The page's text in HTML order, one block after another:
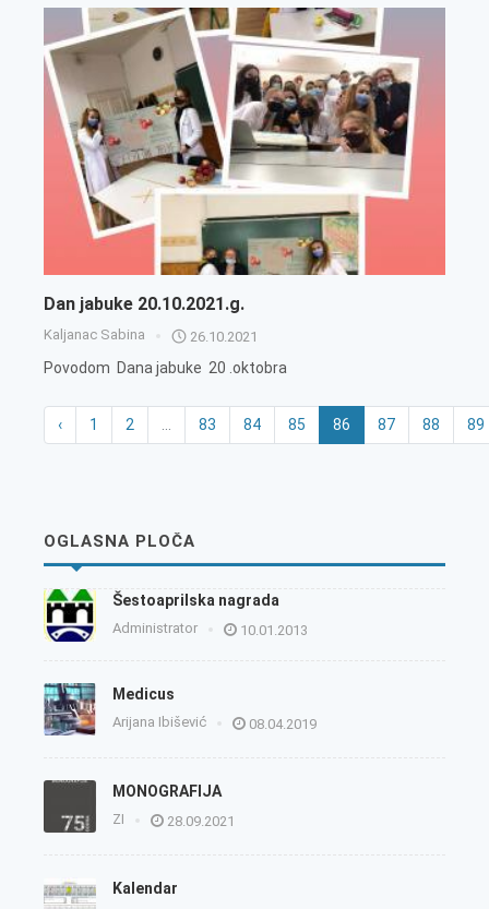
Dan jabuke 20.10.2021.g.
Kaljanac Sabina 26.10.2021
Povodom Dana jabuke 20 .oktobra
‹ 1 2 ... 83 84 85 86 87 88 89
OGLASNA PLOČA
Šestoaprilska nagrada
Administrator 10.01.2013
Medicus
Arijana Ibišević 08.04.2019
MONOGRAFIJA
ZI 28.09.2021
Kalendar